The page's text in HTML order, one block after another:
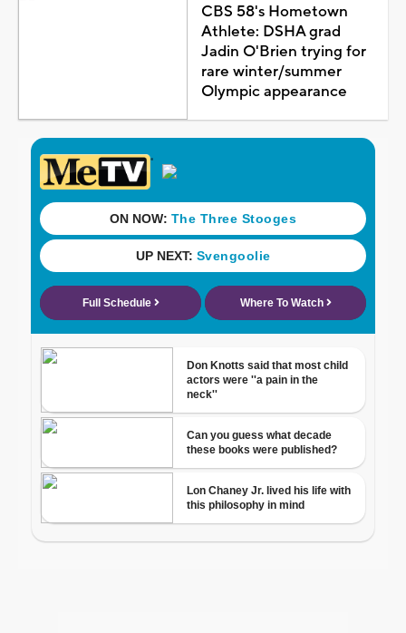
CBS 58's Hometown
Athlete: DSHA grad
Jadin O'Brien trying for
rare winter/summer
Olympic appearance